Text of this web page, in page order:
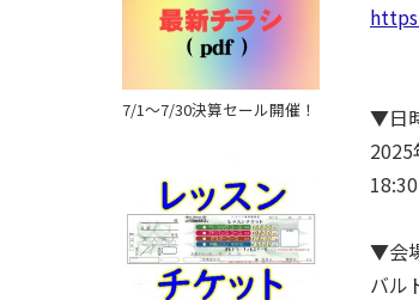
▼日
▼会
バル
7/1～7/30決算セール開催！